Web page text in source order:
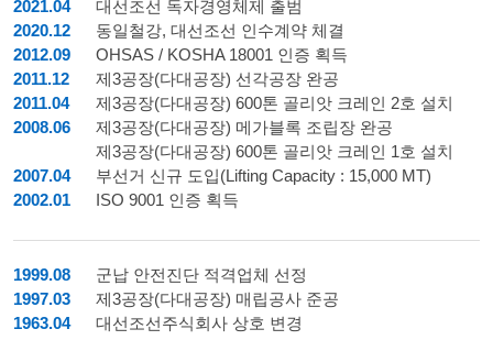
2021.04
대선조선 독자경영체제 출범
2020.12
동일철강, 대선조선 인수계약 체결
2012.09
OHSAS / KOSHA 18001 인증 획득
2011.12
제3공장(다대공장) 선각공장 완공
2011.04
제3공장(다대공장) 600톤 골리앗 크레인 2호 설치
2008.06
제3공장(다대공장) 메가블록 조립장 완공
제3공장(다대공장) 600톤 골리앗 크레인 1호 설치
2007.04
부선거 신규 도입(Lifting Capacity : 15,000 MT)
2002.01
ISO 9001 인증 획득
1999.08
군납 안전진단 적격업체 선정
1997.03
제3공장(다대공장) 매립공사 준공
1963.04
대선조선주식회사 상호 변경